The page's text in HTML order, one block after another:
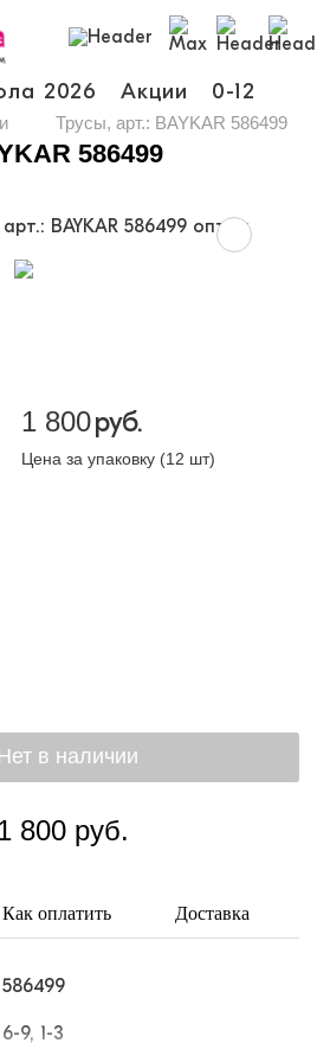
2026 Акции 0-12
Трусы, арт.: BAYKAR 586499
586499
1 800руб.
Цена за упаковку (12 шт)
800 руб.
Как оплатить Доставка
586499
6-9, 1-3